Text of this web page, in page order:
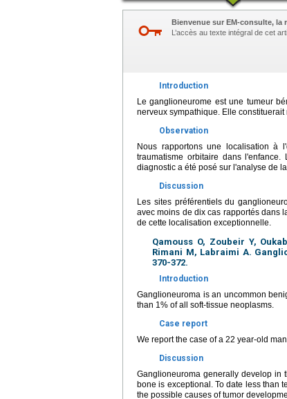
Bienvenue sur EM-consulte, la
L’accès au texte intégral de cet
Introduction
Le ganglioneurome est une tumeur
nerveux sympathique. Elle
Observation
Nous rapportons une localisation à
traumatisme orbitaire dans
diagnostic a été posé sur l'analyse de
Discussion
Les sites préférentiels du
avec moins de dix cas rapportés dans
de cette localisation exceptionnelle.
Qamouss O, Zoubeir Y,
Rimani M, Labraimi A.
370-372.
Introduction
Ganglioneuroma is an uncommon
than 1% of all soft-tissue neoplasms.
Case report
We report the case of a 22 year-old
Discussion
Ganglioneuroma generally develop in
bone is exceptional. To date less than
the possible causes of tumor